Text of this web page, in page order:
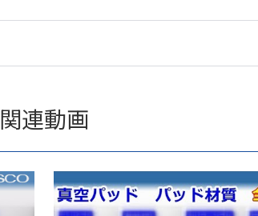
関連動画